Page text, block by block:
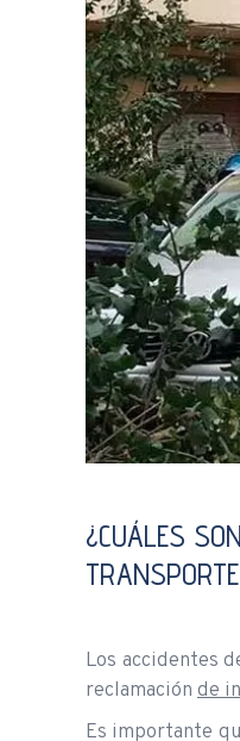
¿CUÁLES
Los accidentes
reclamación de
Es importante